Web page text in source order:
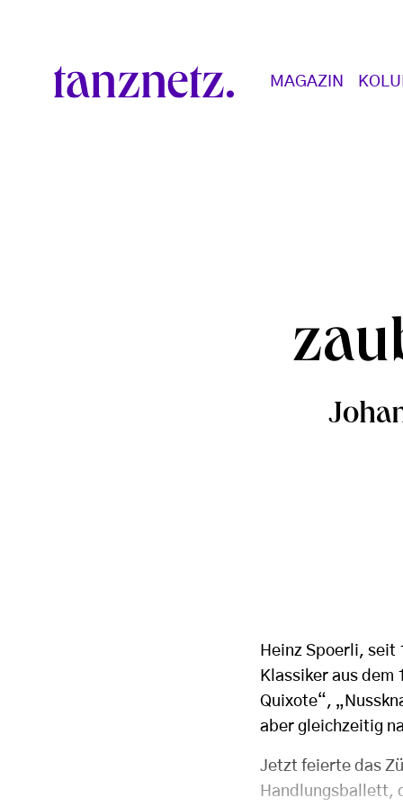
Main navigation
MAGAZIN
Heinz Spoerli, seit
Klassiker aus
Quixote“,
aber gleichzeitig
Jetzt feierte das
Handlungsballett,